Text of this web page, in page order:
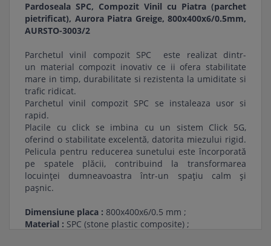
Pardoseala SPC, Compozit Vinil cu Piatra (parchet
pietrificat), Aurora Piatra Greige, 800x400x6/0.5mm,
AURSTO-3003/2
Parchetul vinil compozit SPC este realizat dintr-
un material compozit inovativ ce ii ofera stabilitate
mare in timp, durabilitate si rezistenta la umiditate si
trafic ridicat.
Parchetul vinil compozit SPC se instaleaza usor si
rapid.
Placile cu click se imbina cu un sistem Click 5G,
oferind o stabilitate excelentă, datorita miezului rigid.
Pelicula pentru reducerea sunetului este încorporată
pe spatele plăcii, contribuind la transformarea
locuinței dumneavoastra într-un spațiu calm și
pașnic.
Dimensiune placa : 800x400x6/0.5 mm ;
Material : SPC (stone plastic composite) ;